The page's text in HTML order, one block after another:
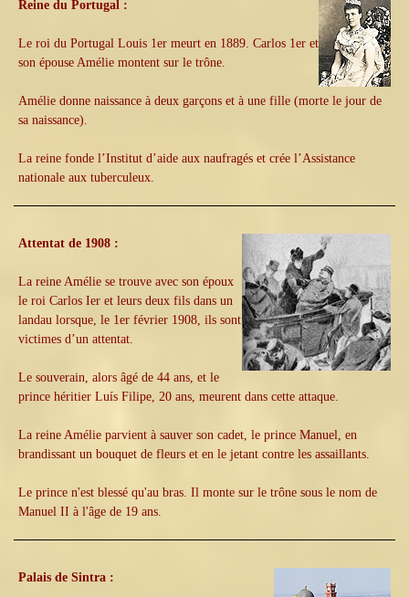
Reine du Portugal :
Le roi du Portugal Louis 1er meurt en 1889. Carlos 1er et
son épouse Amélie montent sur le trône.
Amélie donne naissance à deux garçons et à une fille (morte le jour de
sa naissance).
La reine fonde l’Institut d’aide aux naufragés et crée l’Assistance
nationale aux tuberculeux.
Attentat de 1908 :
La reine Amélie se trouve avec son époux
le roi Carlos Ier et leurs deux fils dans un
landau lorsque, le 1er février 1908, ils sont
victimes d’un attentat.
Le souverain, alors âgé de 44 ans, et le
prince héritier Luís Filipe, 20 ans, meurent dans cette attaque.
La reine Amélie parvient à sauver son cadet, le prince Manuel, en
brandissant un bouquet de fleurs et en le jetant contre les assaillants.
Le prince n'est blessé qu'au bras. Il monte sur le trône sous le nom de
Manuel II à l'âge de 19 ans.
Palais de Sintra :